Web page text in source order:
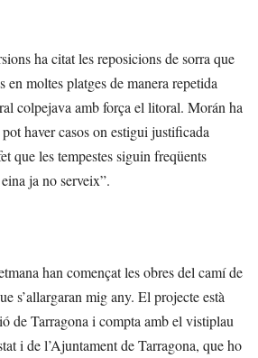
ha citat les reposicions de sorra que
en moltes platges de manera repetida
colpejava amb força el litoral. Morán ha
haver casos on estigui justificada
que les tempestes siguin freqüents
ja no serveix”.
han començat les obres del camí de
s’allargaran mig any. El projecte està
de Tarragona i compta amb el vistiplau
i de l’Ajuntament de Tarragona, que ho